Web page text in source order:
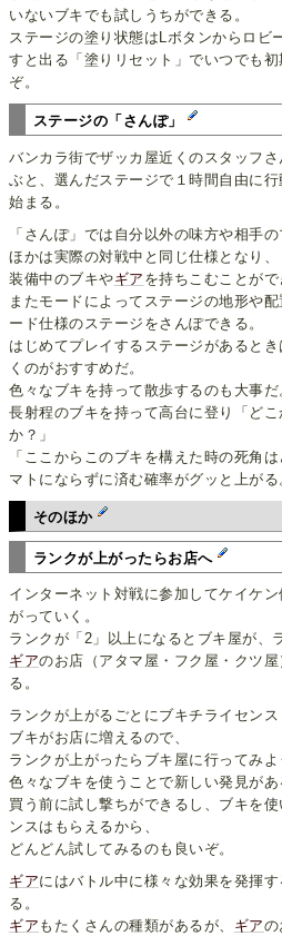
いないブキでも試しうちができる。
ステージの塗り状態はLボタンからロビ
すと出る「塗りリセット」でいつでも
ぞ。
ステージの「さんぽ」
バンカラ街でザッカ屋近くのスタッフ
ぶと、選んだステージで１時間自由に
始まる。
「さんぽ」では自分以外の味方や相手
ほかは実際の対戦中と同じ仕様となり、
装備中のブキやギア を持ちこむことがで
またモードによってステージの地形や
ード仕様のステージをさんぽできる。
はじめてプレイするステージがあると
くのがおすすめだ。
色々なブキを持って散歩するのも大事だ
長射程のブキを持って高台に登り「ど
か？」
「ここからこのブキを構えた時の死角
マトにならずに済む確率がグッと上がる
そのほか
ランクが上がったらお店へ
インターネット対戦に参加してケイケ
がっていく。
ランクが「2」以上になるとブキ屋が、
ギアのお店（アタマ屋・フク屋・クツ
る。
ランクが上がるごとにブキチライセン
ブキがお店に増えるので、
ランクが上がったらブキ屋に行ってみよ
色々なブキを使うことで新しい発見があ
買う前に試し撃ちができるし、ブキを
ンスはもらえるから、
どんどん試してみるのも良いぞ。
ギアにはバトル中に様々な効果を発揮す
る。
ギア もたくさんの種類があるが、 ギアの